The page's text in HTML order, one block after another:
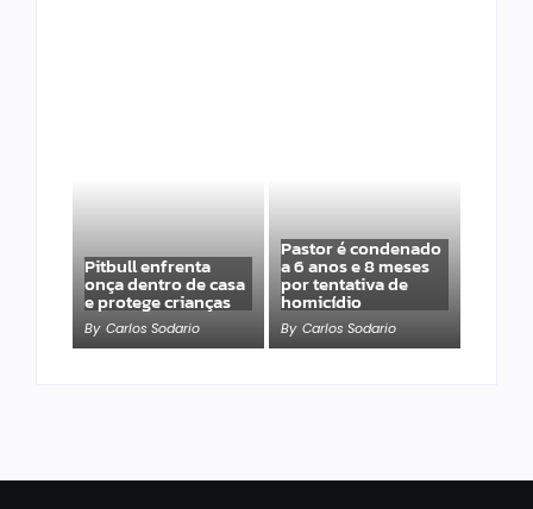
Pitbull enfrenta
onça dentro de casa
e protege crianças
By Carlos Sodario
Pastor é condenado
a 6 anos e 8 meses
por tentativa de
homicídio
By Carlos Sodario